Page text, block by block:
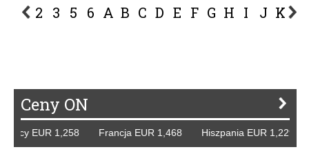
2 3 5 6 A B C D E F G H I J K L
Ceny ON
EUR 1,258 Francja EUR 1,468 Hiszpania EUR 1,229